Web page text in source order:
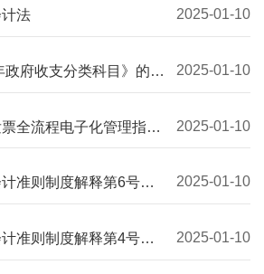
法 2025-01-10
府收支分类科目》的通
2025-01-10
全流程电子化管理指
2025-01-10
准则制度解释第6号》
2025-01-10
准则制度解释第4号》
2025-01-10